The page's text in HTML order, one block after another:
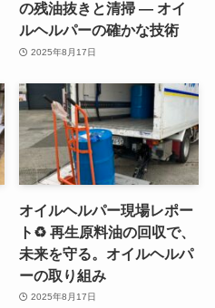
の残油抜きと清掃 ― オイ
ルヘルパーの確かな技術
2025年8月17日
オイルヘルパー現場レポー
ト♻️ 再生原料油の回収で、
未来を守る。オイルヘルパ
ーの取り組み
2025年8月17日